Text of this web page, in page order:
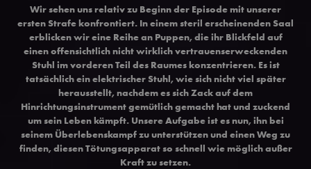
Wir sehen uns relativ zu Beginn der Episode mit unserer
ersten Strafe konfrontiert. In einem steril erscheinenden Saal
erblicken wir eine Reihe an Puppen, die ihr Blickfeld auf
einen offensichtlich nicht wirklich vertrauenserweckenden
Stuhl im vorderen Teil des Raumes konzentrieren. Es ist
tatsächlich ein elektrischer Stuhl, wie sich nicht viel später
herausstellt, nachdem es sich Zack auf dem
Hinrichtungsinstrument gemütlich gemacht hat und zuckend
um sein Leben kämpft. Unsere Aufgabe ist es nun, ihn bei
seinem Überlebenskampf zu unterstützen und einen Weg zu
finden, diesen Tötungsapparat so schnell wie möglich außer
Kraft zu setzen.